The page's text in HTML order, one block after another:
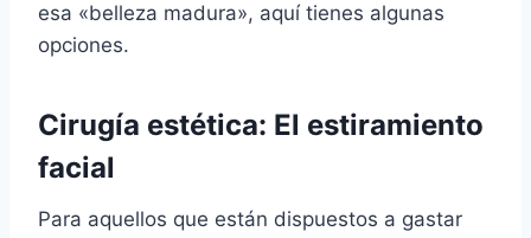
esa «belleza madura», aquí tienes algunas
opciones.
Cirugía estética: El estiramiento
facial
Para aquellos que están dispuestos a gastar